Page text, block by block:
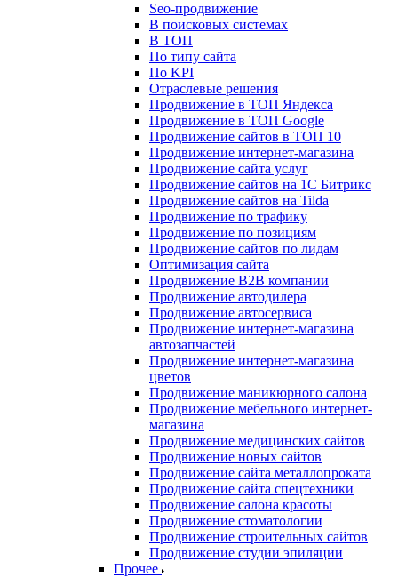
Seo-продвижение
В поисковых системах
В ТОП
По типу сайта
По KPI
Отраслевые решения
Продвижение в ТОП Яндекса
Продвижение в ТОП Google
Продвижение сайтов в ТОП 10
Продвижение интернет-магазина
Продвижение сайта услуг
Продвижение сайтов на 1С Битрикс
Продвижение сайтов на Tilda
Продвижение по трафику
Продвижение по позициям
Продвижение сайтов по лидам
Оптимизация сайта
Продвижение B2B компании
Продвижение автодилера
Продвижение автосервиса
Продвижение интернет-магазина
автозапчастей
Продвижение интернет-магазина
цветов
Продвижение маникюрного салона
Продвижение мебельного интернет-
магазина
Продвижение медицинских сайтов
Продвижение новых сайтов
Продвижение сайта металлопроката
Продвижение сайта спецтехники
Продвижение салона красоты
Продвижение стоматологии
Продвижение строительных сайтов
Продвижение студии эпиляции
Прочее